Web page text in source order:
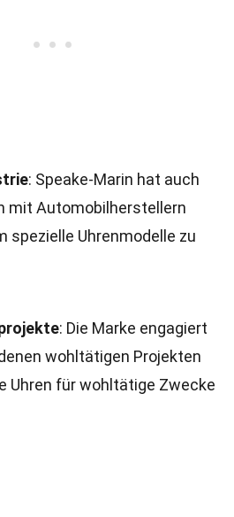
: Speake-Marin hat auch
mit Automobilherstellern
spezielle Uhrenmodelle zu
: Die Marke engagiert
wohltätigen Projekten
Uhren für wohltätige Zwecke